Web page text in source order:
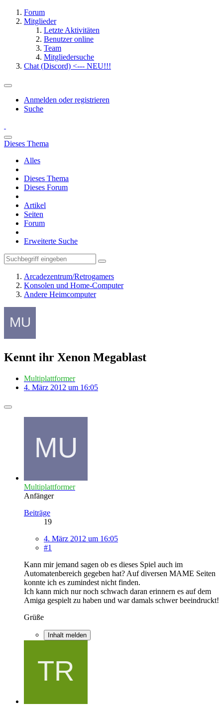
Forum
Mitglieder
Letzte Aktivitäten
Benutzer online
Team
Mitgliedersuche
Chat (Discord) <--- NEU!!!
Anmelden oder registrieren
Suche
Dieses Thema
Alles
Dieses Thema
Dieses Forum
Artikel
Seiten
Forum
Erweiterte Suche
Arcadezentrum/Retrogamers
Konsolen und Home-Computer
Andere Heimcomputer
Kennt ihr Xenon Megablast
Multiplattformer
4. März 2012 um 16:05
Multiplattformer
Anfänger
Beiträge
19
4. März 2012 um 16:05
#1
Kann mir jemand sagen ob es dieses Spiel auch im
Automatenbereich gegeben hat? Auf diversen MAME Seiten
konnte ich es zumindest nicht finden.
Ich kann mich nur noch schwach daran erinnern es auf dem
Amiga gespielt zu haben und war damals schwer beeindruckt!
Grüße
Inhalt melden